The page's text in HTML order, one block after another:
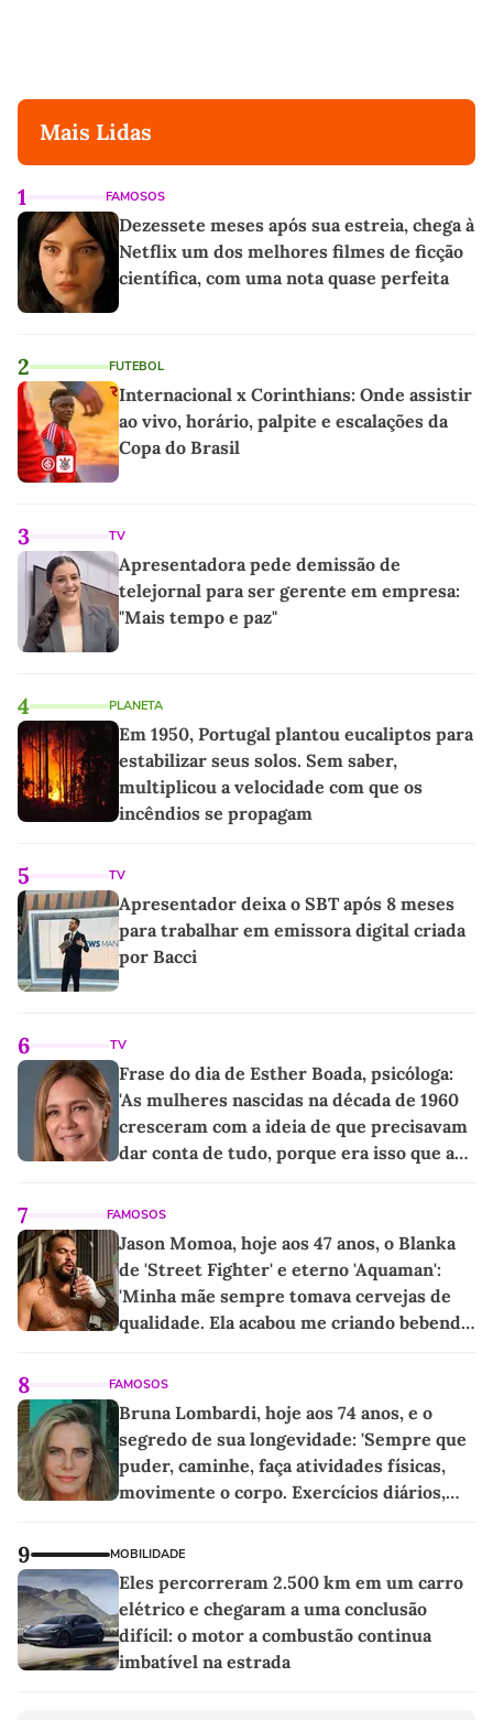
Mais Lidas
1 FAMOSOS
Dezessete meses após sua estreia, chega à
Netflix um dos melhores filmes de ficção
científica, com uma nota quase perfeita
2 FUTEBOL
Internacional x Corinthians: Onde assistir
ao vivo, horário, palpite e escalações da
Copa do Brasil
3 TV
Apresentadora pede demissão de
telejornal para ser gerente em empresa:
"Mais tempo e paz"
4 PLANETA
Em 1950, Portugal plantou eucaliptos para
estabilizar seus solos. Sem saber,
multiplicou a velocidade com que os
incêndios se propagam
5 TV
Apresentador deixa o SBT após 8 meses
para trabalhar em emissora digital criada
por Bacci
6 TV
Frase do dia de Esther Boada, psicóloga:
'As mulheres nascidas na década de 1960
cresceram com a ideia de que precisavam
dar conta de tudo, porque era isso que a
7 FAMOSOS
Jason Momoa, hoje aos 47 anos, o Blanka
de 'Street Fighter' e eterno 'Aquaman':
'Minha mãe sempre tomava cervejas de
qualidade. Ela acabou me criando bebendo
8 FAMOSOS
Bruna Lombardi, hoje aos 74 anos, e o
segredo de sua longevidade: 'Sempre que
puder, caminhe, faça atividades físicas,
movimente o corpo. Exercícios diários,
9 MOBILIDADE
Eles percorreram 2.500 km em um carro
elétrico e chegaram a uma conclusão
difícil: o motor a combustão continua
imbatível na estrada